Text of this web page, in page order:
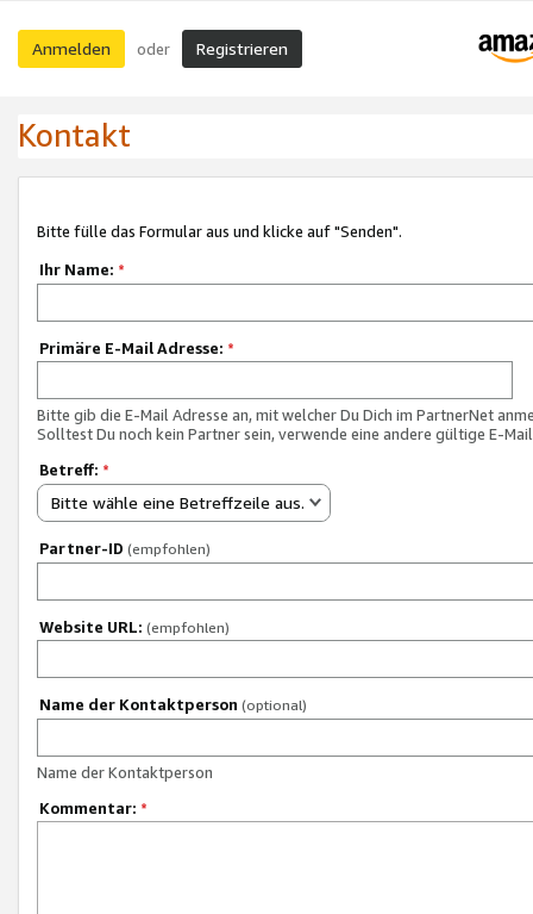
Anmelden oder Registrieren
Kontakt
Bitte fülle das Formular aus und klicke auf "Senden".
Ihr Name: *
Primäre E-Mail Adresse: *
Bitte gib die E-Mail Adresse an, mit welcher Du Dich im PartnerNet
Solltest Du noch kein Partner sein, verwende eine andere gültige E-
Betreff: *
Bitte wähle eine Betreffzeile aus.
Partner-ID (empfohlen)
Website URL: (empfohlen)
Name der Kontaktperson (optional)
Name der Kontaktperson
Kommentar: *